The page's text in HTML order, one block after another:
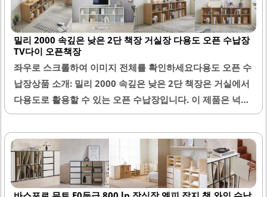
밀리 2000 속깊은 낮은 2단 책장 거실장 다용도 오픈 수납장
TV다이 오픈책장
좌우로 스크롤하여 이미지 전체를 확인하세요다용도 오픈 수
납장상품 소개: 밀리 2000 속깊은 낮은 2단 책장은 거실에서
다용도로 활용할 수 있는 오픈 수납장입니다. 이 제품은 넉넉
한 수납 공간을 제공하여 아기 장난감, 책, 그리고 다양한 소
품을 정리하는 데 적합합니다. 깊은 수납 공간은 물건을 깔끔
하게 정리할 수 있도록 도와주며, 중간 칸막이의 높이 조절이
가능하여 사용자의 필요에 맞게 조정할 수 있습니다.견고한
구조로 되어 있어 TV를 올려놓아도 안정감이 있으며, 65인치